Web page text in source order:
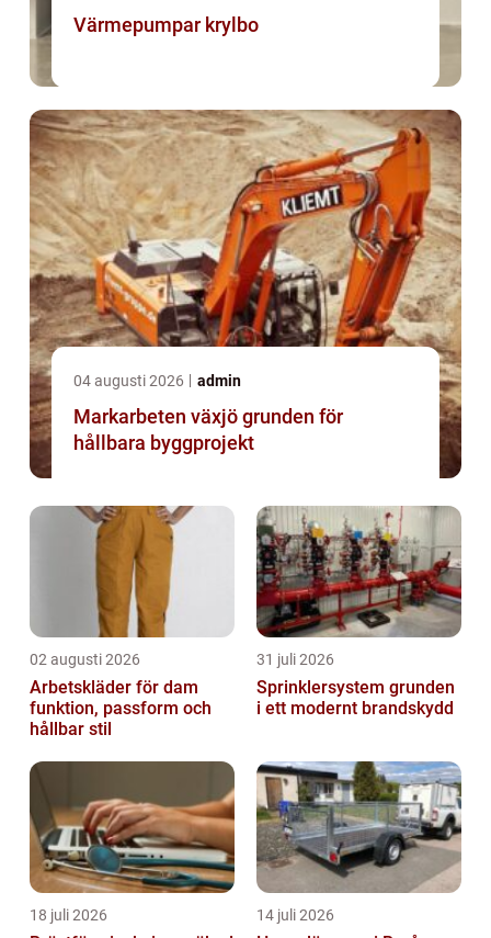
Värmepumpar krylbo
04 augusti 2026 admin
Markarbeten växjö grunden för
hållbara byggprojekt
02 augusti 2026
Arbetskläder för dam
funktion, passform och
hållbar stil
31 juli 2026
Sprinklersystem grunden
i ett modernt brandskydd
18 juli 2026 14 juli 2026